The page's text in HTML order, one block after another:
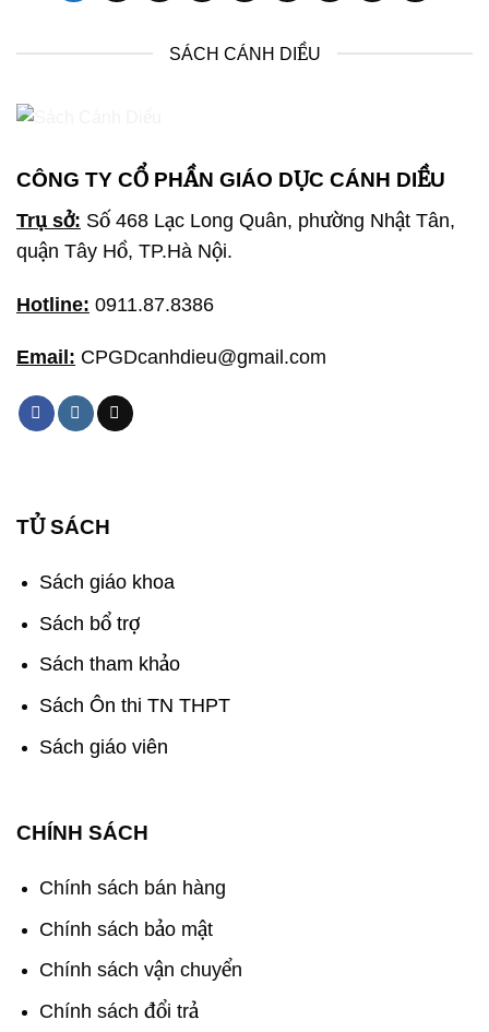
SÁCH CÁNH DIỀU
CÔNG TY CỔ PHẦN GIÁO DỤC CÁNH DIỀU
Trụ sở: Số 468 Lạc Long Quân, phường Nhật Tân,
quận Tây Hồ, TP.Hà Nội.
Hotline: 0911.87.8386
Email: CPGDcanhdieu@gmail.com
TỦ SÁCH
Sách giáo khoa
Sách bổ trợ
Sách tham khảo
Sách Ôn thi TN THPT
Sách giáo viên
CHÍNH SÁCH
Chính sách bán hàng
Chính sách bảo mật
Chính sách vận chuyển
Chính sách đổi trả